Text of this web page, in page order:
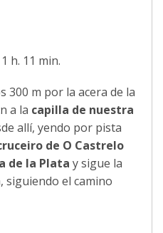
1 h. 11 min.
300 m por la acera de la
a la capilla de nuestra
allí, yendo por pista
de O Castrelo
de la Plata y sigue la
siguiendo el camino